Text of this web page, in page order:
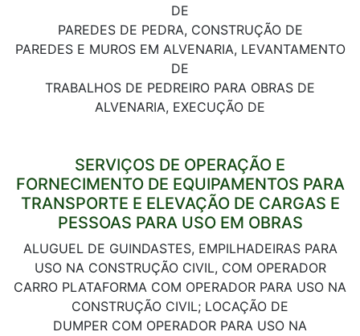
DE
PAREDES DE PEDRA, CONSTRUÇÃO DE
PAREDES E MUROS EM ALVENARIA, LEVANTAMENTO
DE
TRABALHOS DE PEDREIRO PARA OBRAS DE
ALVENARIA, EXECUÇÃO DE
SERVIÇOS DE OPERAÇÃO E
FORNECIMENTO DE EQUIPAMENTOS PARA
TRANSPORTE E ELEVAÇÃO DE CARGAS E
PESSOAS PARA USO EM OBRAS
ALUGUEL DE GUINDASTES, EMPILHADEIRAS PARA
USO NA CONSTRUÇÃO CIVIL, COM OPERADOR
CARRO PLATAFORMA COM OPERADOR PARA USO NA
CONSTRUÇÃO CIVIL; LOCAÇÃO DE
DUMPER COM OPERADOR PARA USO NA